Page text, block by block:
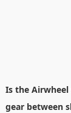
Is the
gear between